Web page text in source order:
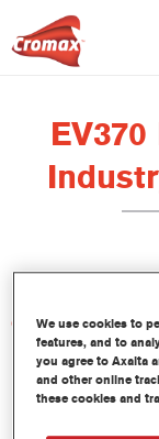
Características
Product Variant
We use cookies to
features, and to
you agree to Axalta
and other online
these cookies and